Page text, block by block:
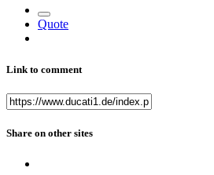
Quote
Link to comment
Share on other sites